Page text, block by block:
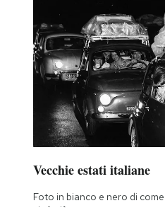
Vecchie estati italiane
Foto in bianco e nero di